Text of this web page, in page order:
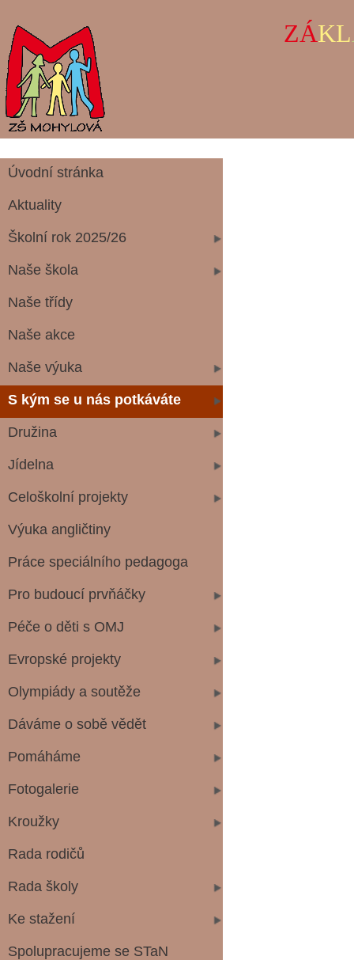
ZÁKL
Úvodní stránka
Aktuality
Školní rok 2025/26
Naše škola
Naše třídy
Naše akce
Naše výuka
S kým se u nás potkáváte
Družina
Jídelna
Celoškolní projekty
Výuka angličtiny
Práce speciálního pedagoga
Pro budoucí prvňáčky
Péče o děti s OMJ
Evropské projekty
Olympiády a soutěže
Dáváme o sobě vědět
Pomáháme
Fotogalerie
Kroužky
Rada rodičů
Rada školy
Ke stažení
Spolupracujeme se STaN